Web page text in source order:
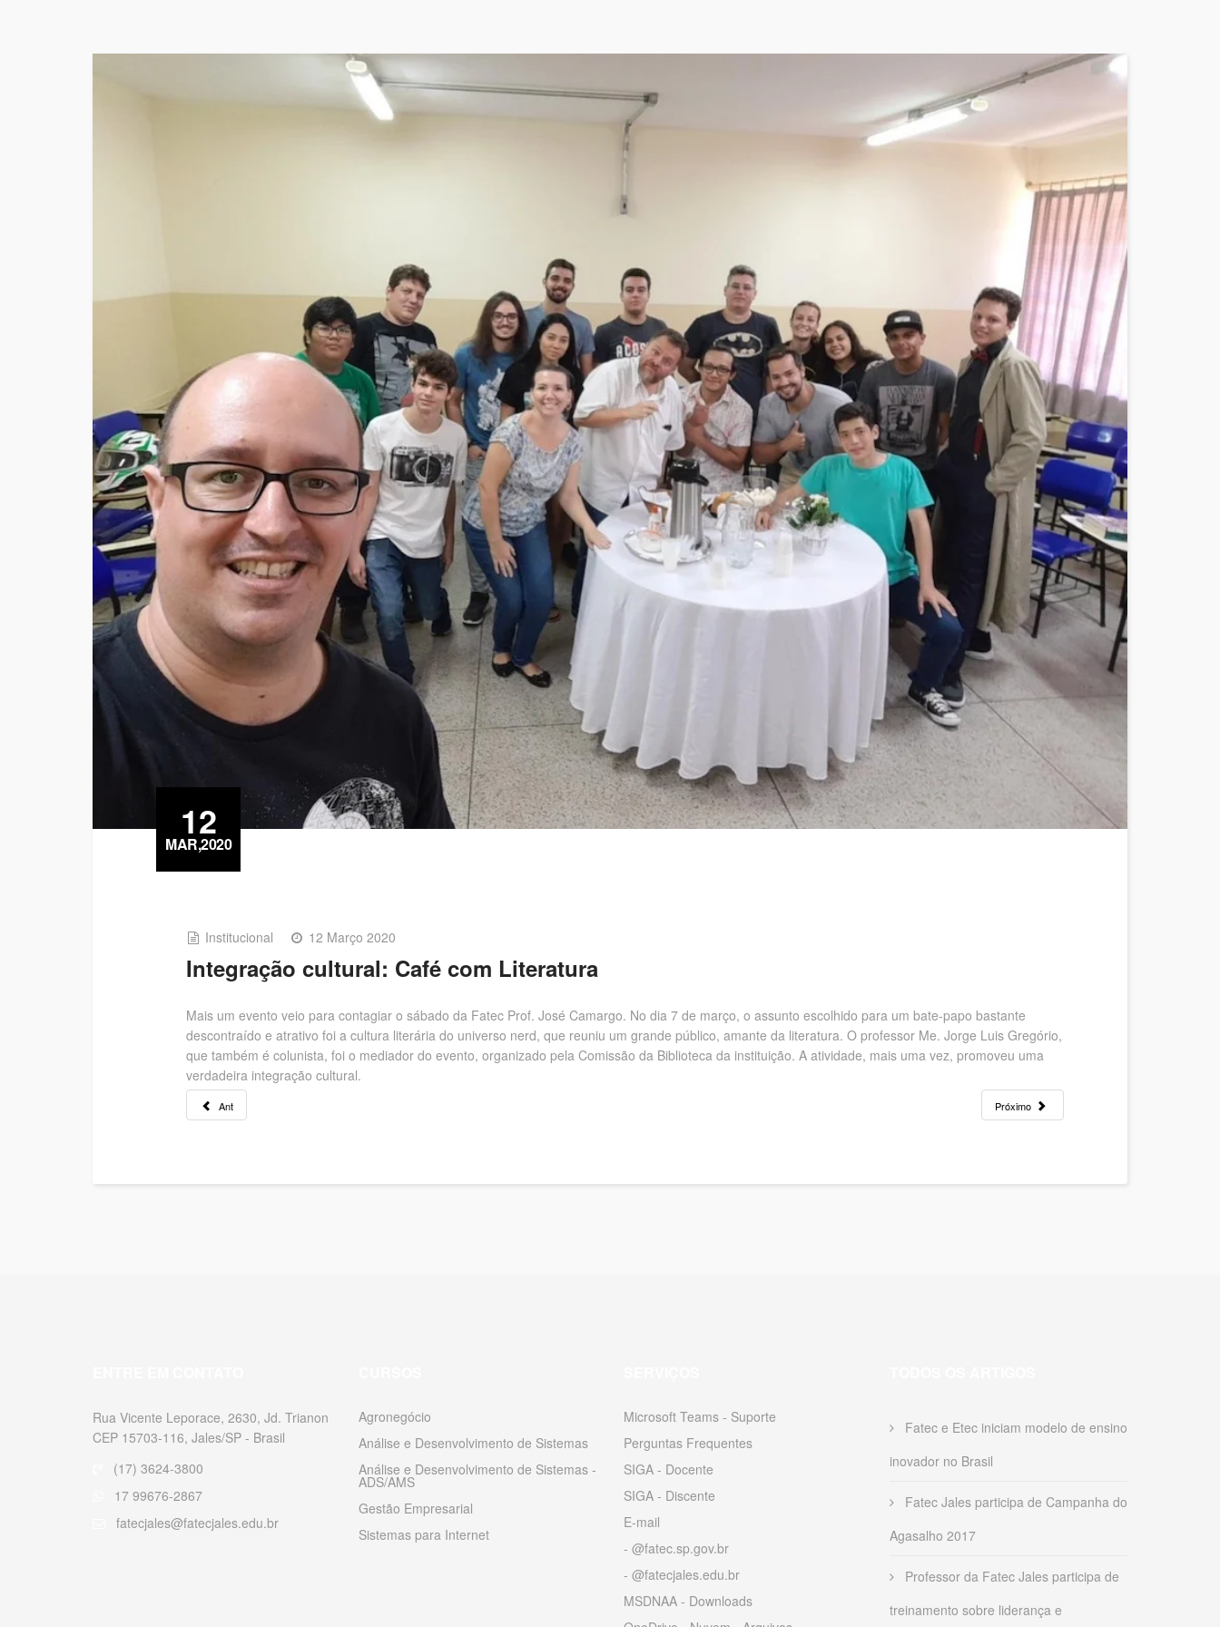
12
MAR,2020
Institucional 12 Março 2020
Integração cultural: Café com Literatura
Mais um evento veio para contagiar o sábado da Fatec Prof. José Camargo. No dia 7 de março, o assunto escolhido para um bate-papo bastante
descontraído e atrativo foi a cultura literária do universo nerd, que reuniu um grande público, amante da literatura. O professor Me. Jorge Luis Gregório,
que também é colunista, foi o mediador do evento, organizado pela Comissão da Biblioteca da instituição. A atividade, mais uma vez, promoveu uma
verdadeira integração cultural.
Ant Próximo
Rua Vicente Leporace, 2630, Jd. Trianon
CEP 15703-116, Jales/SP - Brasil
(17) 3624-3800
17 99676-2867
fatecjales@fatecjales.edu.br
Agronegócio
Análise e Desenvolvimento de Sistemas
Análise e Desenvolvimento de Sistemas -
ADS/AMS
Gestão Empresarial
Sistemas para Internet
Microsoft Teams - Suporte
Perguntas Frequentes
SIGA - Docente
SIGA - Discente
E-mail
- @fatec.sp.gov.br
- @fatecjales.edu.br
MSDNAA - Downloads
Fatec e Etec iniciam modelo de ensino
inovador no Brasil
Fatec Jales participa de Campanha do
Agasalho 2017
Professor da Fatec Jales participa de
treinamento sobre liderança e